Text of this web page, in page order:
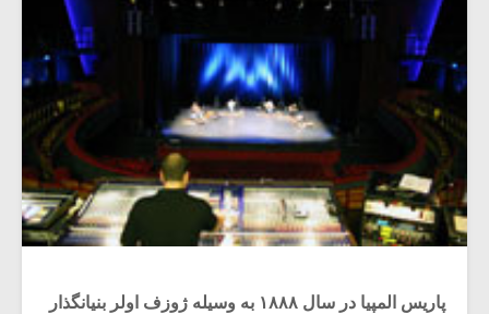
پاریس المپیا در سال ۱۸۸۸ به وسیله ژوزف اولر بنیانگذار